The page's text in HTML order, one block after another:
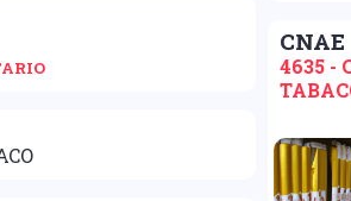
CNAE
4635 -